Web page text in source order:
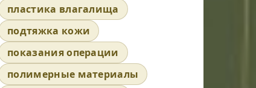
пластика влагалища
подтяжка кожи
показания операции
полимерные материалы